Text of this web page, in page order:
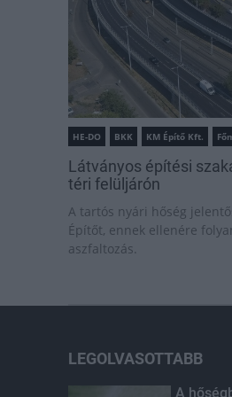
HE-DO BKK KM Építő Kft.
Látványos építési
téri felüljárón
A tartós nyári hőség
Építőt, ennek ellenére
aszfaltozás.
LEGOLVASOTTABB
A